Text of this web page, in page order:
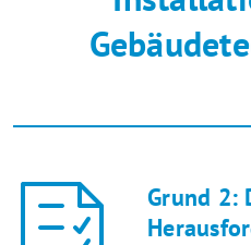
Grund 2: